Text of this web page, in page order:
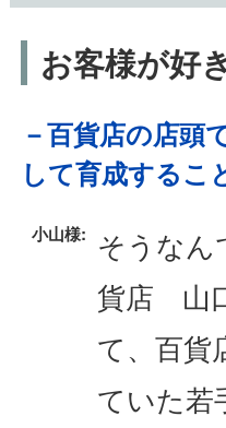
お客様が好
－百貨店の店頭
して育成するこ
小山様: そうなん
貨店 山
て、百貨
ていた若